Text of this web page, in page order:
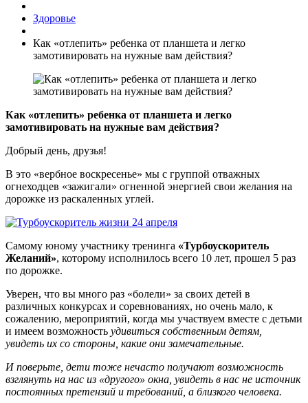
Здоровье
Как «отлепить» ребенка от планшета и легко
замотивировать на нужные вам действия?
Как «отлепить» ребенка от планшета и легко
замотивировать на нужные вам действия?
Добрый день, друзья!
В это «вербное воскресенье» мы с группой отважных
огнеходцев «зажигали» огненной энергией свои желания на
дорожке из раскаленных углей.
Самому юному участнику тренинга «Турбоускоритель
Желаний», которому исполнилось всего 10 лет, прошел 5 раз
по дорожке.
Уверен, что вы много раз «болели» за своих детей в
различных конкурсах и соревнованиях, но очень мало, к
сожалению, мероприятий, когда мы участвуем вместе с детьми
и имеем возможность удивиться собственным детям,
увидеть их со стороны, какие они замечательные.
И поверьте, дети тоже нечасто получают возможность
взглянуть на нас из «другого» окна, увидеть в нас не источник
постоянных претензий и требований, а близкого человека.